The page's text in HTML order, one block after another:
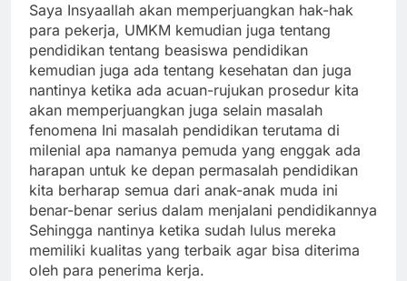
Saya Insyaallah akan memperjuangkan hak-hak
para pekerja, UMKM kemudian juga tentang
pendidikan tentang beasiswa pendidikan
kemudian juga ada tentang kesehatan dan juga
nantinya ketika ada acuan-rujukan prosedur kita
akan memperjuangkan juga selain masalah
fenomena Ini masalah pendidikan terutama di
milenial apa namanya pemuda yang enggak ada
harapan untuk ke depan permasalah pendidikan
kita berharap semua dari anak-anak muda ini
benar-benar serius dalam menjalani pendidikannya
Sehingga nantinya ketika sudah lulus mereka
memiliki kualitas yang terbaik agar bisa diterima
oleh para penerima kerja.